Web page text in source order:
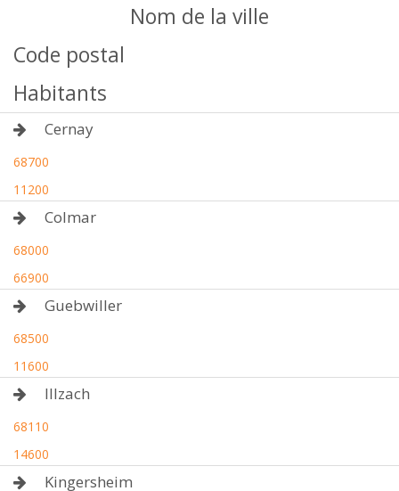
Nom de la ville
Code postal
Habitants
Cernay
68700
11200
Colmar
68000
66900
Guebwiller
68500
11600
Illzach
68110
14600
Kingersheim